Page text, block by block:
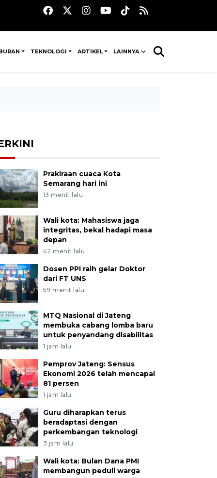
TEKNOLOGI ARTIKEL LAINNYA
Prakiraan cuaca Kota
Semarang hari ini
13 menit lalu
Wali kota: Mahasiswa jaga
integritas, bekal hadapi masa
depan
42 menit lalu
Dosen PPI raih gelar Doktor
dari FT UNS
59 menit lalu
MTQ Nasional di Jateng
membuka cabang lomba baru
untuk penyandang disabilitas
1 jam lalu
Pemprov Jateng: Sensus
Ekonomi 2026 telah mencapai
81 persen
1 jam lalu
Guru diharapkan terus
beradaptasi dengan
perkembangan teknologi
3 jam lalu
Wali kota: Bulan Dana PMI
membangun peduli warga